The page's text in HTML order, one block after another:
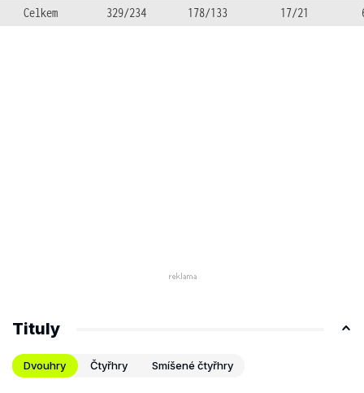
Celkem
329/234 178/133 17/21
Tituly
Dvouhry Čtyřhry Smíšené čtyřhry